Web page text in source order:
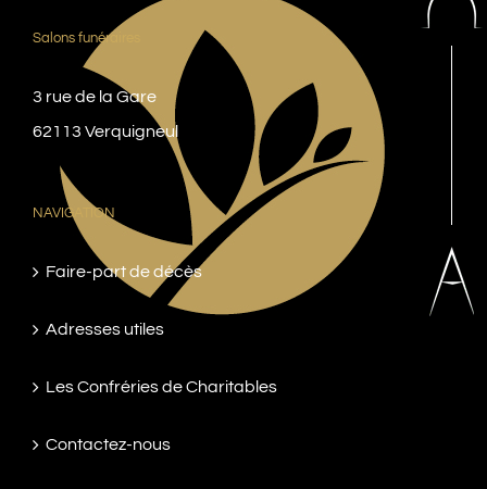
Salons funéraires
3 rue de la Gare
62113 Verquigneul
NAVIGATION
Faire-part de décès
Adresses utiles
Les Confréries de Charitables
Contactez-nous